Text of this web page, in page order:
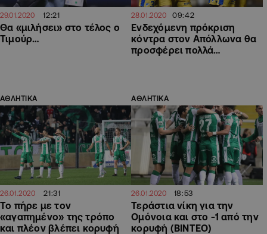
29.01.2020 12:21
Θα «μιλήσει» στο τέλος ο
Τιμούρ…
28.01.2020 09:42
Ενδεχόμενη πρόκριση
κόντρα στον Απόλλωνα θα
προσφέρει πολλά…
ΑΘΛΗΤΙΚΑ
26.01.2020 21:31
Το πήρε με τον
«αγαπημένο» της τρόπο
και πλέον βλέπει κορυφή
ΑΘΛΗΤΙΚΑ
26.01.2020 18:53
Τεράστια νίκη για την
Ομόνοια και στο -1 από την
κορυφή (ΒΙΝΤΕΟ)